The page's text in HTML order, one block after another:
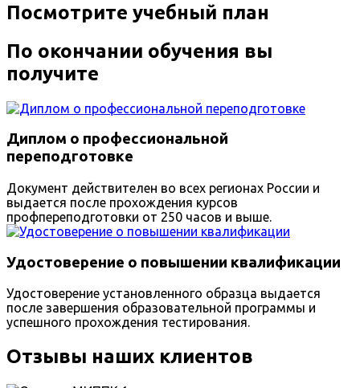
Посмотрите учебный план
По окончании обучения вы
получите
Диплом о профессиональной
переподготовке
Документ действителен во всех регионах России и
выдается после прохождения курсов
профпереподготовки от 250 часов и выше.
Удостоверение о повышении квалификации
Удостоверение установленного образца выдается
после завершения образовательной программы и
успешного прохождения тестирования.
Отзывы наших клиентов